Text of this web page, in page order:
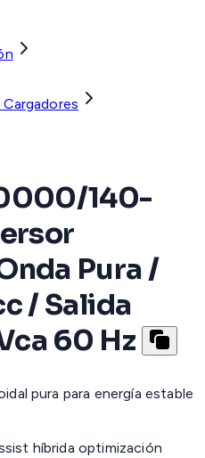
140-
Pura /
/ Salida
60 Hz
pura para energía estable
híbrida optimización